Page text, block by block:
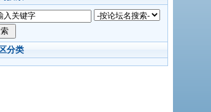
分类